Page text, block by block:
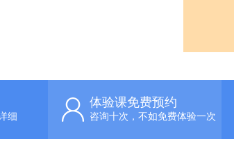
细
体验课免费预约
咨询十次，不如免费体验一次